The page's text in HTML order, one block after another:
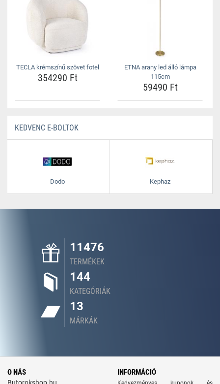
TECLA krémszínű szövet fotel
354290 Ft
ETNA arany led álló lámpa
115cm
59490 Ft
KEDVENC E-BOLTOK
Dodo Kephaz
11476
TERMÉKEK
144
KATEGÓRIÁK
13
MÁRKÁK
O NÁS INFORMÁCIÓ